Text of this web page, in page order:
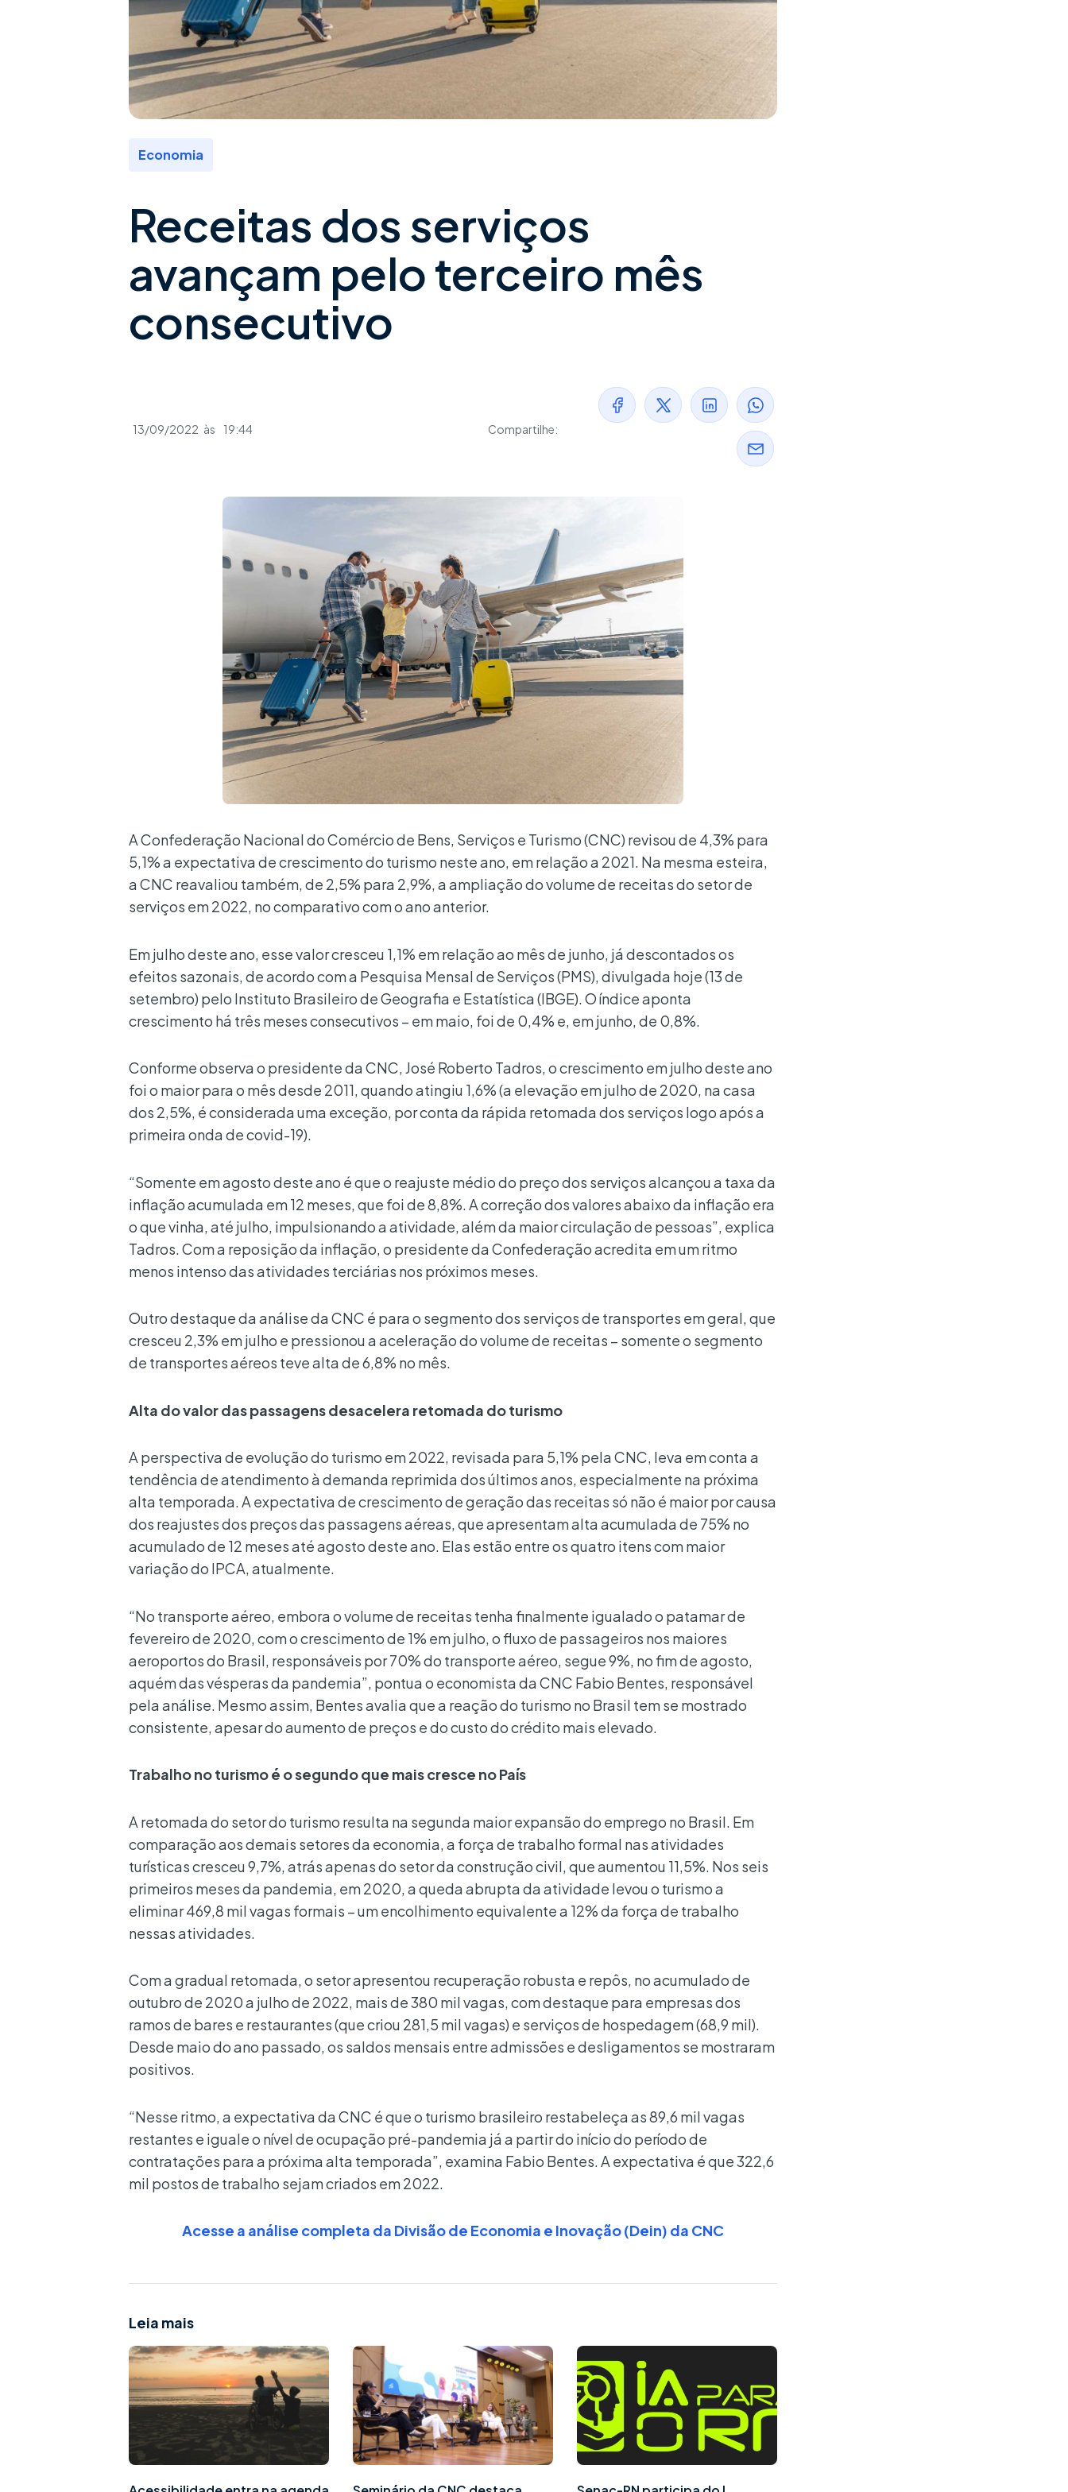
Economia
Receitas dos serviços
avançam pelo terceiro mês
consecutivo
13/09/2022 às 19:44 Compartilhe:
A Confederação Nacional do Comércio de Bens, Serviços e Turismo (CNC) revisou de 4,3% para
5,1% a expectativa de crescimento do turismo neste ano, em relação a 2021. Na mesma esteira,
a CNC reavaliou também, de 2,5% para 2,9%, a ampliação do volume de receitas do setor de
serviços em 2022, no comparativo com o ano anterior.
Em julho deste ano, esse valor cresceu 1,1% em relação ao mês de junho, já descontados os
efeitos sazonais, de acordo com a Pesquisa Mensal de Serviços (PMS), divulgada hoje (13 de
setembro) pelo Instituto Brasileiro de Geografia e Estatística (IBGE). O índice aponta
crescimento há três meses consecutivos – em maio, foi de 0,4% e, em junho, de 0,8%.
Conforme observa o presidente da CNC, José Roberto Tadros, o crescimento em julho deste ano
foi o maior para o mês desde 2011, quando atingiu 1,6% (a elevação em julho de 2020, na casa
dos 2,5%, é considerada uma exceção, por conta da rápida retomada dos serviços logo após a
primeira onda de covid-19).
“Somente em agosto deste ano é que o reajuste médio do preço dos serviços alcançou a taxa da
inflação acumulada em 12 meses, que foi de 8,8%. A correção dos valores abaixo da inflação era
o que vinha, até julho, impulsionando a atividade, além da maior circulação de pessoas”, explica
Tadros. Com a reposição da inflação, o presidente da Confederação acredita em um ritmo
menos intenso das atividades terciárias nos próximos meses.
Outro destaque da análise da CNC é para o segmento dos serviços de transportes em geral, que
cresceu 2,3% em julho e pressionou a aceleração do volume de receitas – somente o segmento
de transportes aéreos teve alta de 6,8% no mês.
Alta do valor das passagens desacelera retomada do turismo
A perspectiva de evolução do turismo em 2022, revisada para 5,1% pela CNC, leva em conta a
tendência de atendimento à demanda reprimida dos últimos anos, especialmente na próxima
alta temporada. A expectativa de crescimento de geração das receitas só não é maior por causa
dos reajustes dos preços das passagens aéreas, que apresentam alta acumulada de 75% no
acumulado de 12 meses até agosto deste ano. Elas estão entre os quatro itens com maior
variação do IPCA, atualmente.
“No transporte aéreo, embora o volume de receitas tenha finalmente igualado o patamar de
fevereiro de 2020, com o crescimento de 1% em julho, o fluxo de passageiros nos maiores
aeroportos do Brasil, responsáveis por 70% do transporte aéreo, segue 9%, no fim de agosto,
aquém das vésperas da pandemia”, pontua o economista da CNC Fabio Bentes, responsável
pela análise. Mesmo assim, Bentes avalia que a reação do turismo no Brasil tem se mostrado
consistente, apesar do aumento de preços e do custo do crédito mais elevado.
Trabalho no turismo é o segundo que mais cresce no País
A retomada do setor do turismo resulta na segunda maior expansão do emprego no Brasil. Em
comparação aos demais setores da economia, a força de trabalho formal nas atividades
turísticas cresceu 9,7%, atrás apenas do setor da construção civil, que aumentou 11,5%. Nos seis
primeiros meses da pandemia, em 2020, a queda abrupta da atividade levou o turismo a
eliminar 469,8 mil vagas formais – um encolhimento equivalente a 12% da força de trabalho
nessas atividades.
Com a gradual retomada, o setor apresentou recuperação robusta e repôs, no acumulado de
outubro de 2020 a julho de 2022, mais de 380 mil vagas, com destaque para empresas dos
ramos de bares e restaurantes (que criou 281,5 mil vagas) e serviços de hospedagem (68,9 mil).
Desde maio do ano passado, os saldos mensais entre admissões e desligamentos se mostraram
positivos.
“Nesse ritmo, a expectativa da CNC é que o turismo brasileiro restabeleça as 89,6 mil vagas
restantes e iguale o nível de ocupação pré-pandemia já a partir do início do período de
contratações para a próxima alta temporada”, examina Fabio Bentes. A expectativa é que 322,6
mil postos de trabalho sejam criados em 2022.
Acesse a análise completa da Divisão de Economia e Inovação (Dein) da CNC
Leia mais